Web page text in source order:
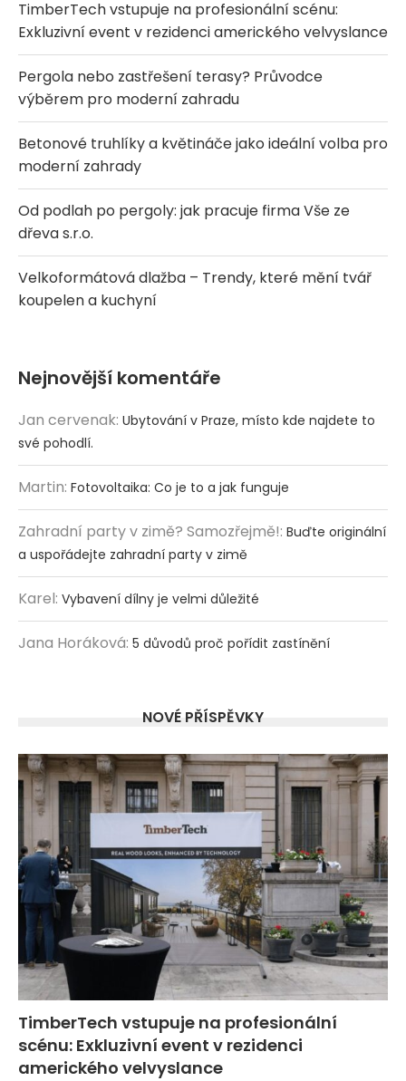
TimberTech vstupuje na profesionální scénu:
Exkluzivní event v rezidenci amerického velvyslance
Pergola nebo zastřešení terasy? Průvodce
výběrem pro moderní zahradu
Betonové truhlíky a květináče jako ideální volba pro
moderní zahrady
Od podlah po pergoly: jak pracuje firma Vše ze
dřeva s.r.o.
Velkoformátová dlažba – Trendy, které mění tvář
koupelen a kuchyní
Nejnovější komentáře
Jan cervenak: Ubytování v Praze, místo kde najdete to
své pohodlí.
Martin: Fotovoltaika: Co je to a jak funguje
Zahradní party v zimě? Samozřejmě!: Buďte originální
a uspořádejte zahradní party v zimě
Karel: Vybavení dílny je velmi důležité
Jana Horáková: 5 důvodů proč pořídit zastínění
NOVÉ PŘÍSPĚVKY
TimberTech vstupuje na profesionální
scénu: Exkluzivní event v rezidenci
amerického velvyslance